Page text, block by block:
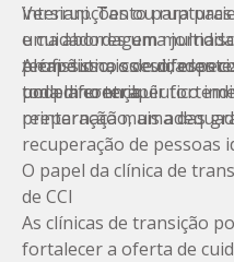
Versiani. Tanto para
e cuidadoresuma
terapêutico coeso,
toda diferença.
interrupções ou rupturas
uma abordagem
profissionais de
um plano terapêutico
preparação mais
Além disso, os cuidados
podem contribuir
reinternação, uma das
recuperação de pessoas
O papel da clínica de
de CCI
As clínicas de transição
fortalecer a oferta de